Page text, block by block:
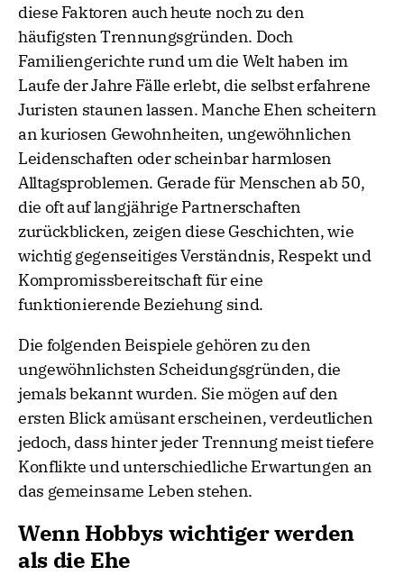
diese Faktoren auch heute noch zu den
häufigsten Trennungsgründen. Doch
Familiengerichte rund um die Welt haben im
Laufe der Jahre Fälle erlebt, die selbst erfahrene
Juristen staunen lassen. Manche Ehen scheitern
an kuriosen Gewohnheiten, ungewöhnlichen
Leidenschaften oder scheinbar harmlosen
Alltagsproblemen. Gerade für Menschen ab 50,
die oft auf langjährige Partnerschaften
zurückblicken, zeigen diese Geschichten, wie
wichtig gegenseitiges Verständnis, Respekt und
Kompromissbereitschaft für eine
funktionierende Beziehung sind.
Die folgenden Beispiele gehören zu den
ungewöhnlichsten Scheidungsgründen, die
jemals bekannt wurden. Sie mögen auf den
ersten Blick amüsant erscheinen, verdeutlichen
jedoch, dass hinter jeder Trennung meist tiefere
Konflikte und unterschiedliche Erwartungen an
das gemeinsame Leben stehen.
Wenn Hobbys wichtiger werden
als die Ehe